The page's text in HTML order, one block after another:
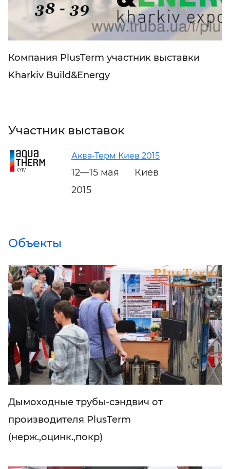
Компания PlusTerm участник выставки
Kharkiv Build&Energy
Участник выставок
Аква-Терм Киев 2015
12—15 мая
2015
Киев
Объекты
Дымоходные трубы-сэндвич от
производителя PlusTerm
(нерж.,оцинк.,покр)